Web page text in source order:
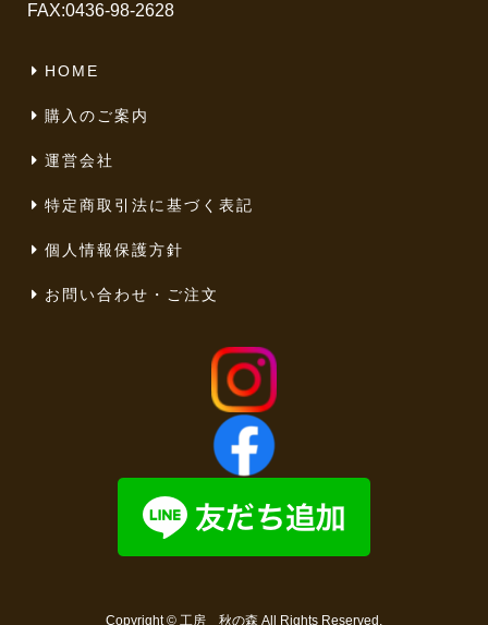
FAX:0436-98-2628
HOME
購入のご案内
運営会社
特定商取引法に基づく表記
個人情報保護方針
お問い合わせ・ご注文
Copyright © 工房 秋の森 All Rights Reserved.